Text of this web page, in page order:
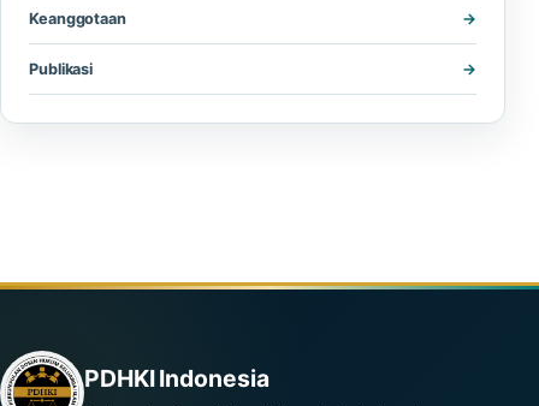
Keanggotaan
Publikasi
PDHKI Indonesia